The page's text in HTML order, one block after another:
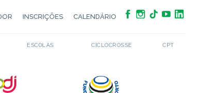
INSCRIÇÕES CALENDÁRIO
ESCOLAS CICLOCROSSE CPT